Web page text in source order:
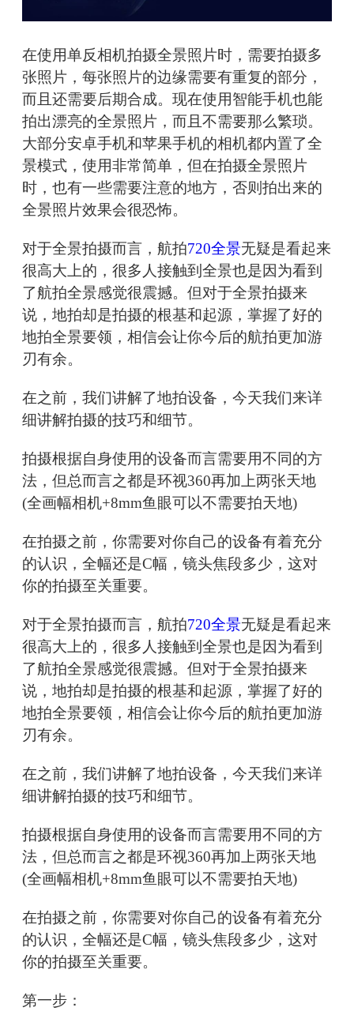
在使用单反相机拍摄全景照片时，需要拍摄多
张照片，每张照片的边缘需要有重复的部分，
而且还需要后期合成。现在使用智能手机也能
拍出漂亮的全景照片，而且不需要那么繁琐。
大部分安卓手机和苹果手机的相机都内置了全
景模式，使用非常简单，但在拍摄全景照片
时，也有一些需要注意的地方，否则拍出来的
全景照片效果会很恐怖。
对于全景拍摄而言，航拍720全景无疑是看起来
很高大上的，很多人接触到全景也是因为看到
了航拍全景感觉很震撼。但对于全景拍摄来
说，地拍却是拍摄的根基和起源，掌握了好的
地拍全景要领，相信会让你今后的航拍更加游
刃有余。
在之前，我们讲解了地拍设备，今天我们来详
细讲解拍摄的技巧和细节。
拍摄根据自身使用的设备而言需要用不同的方
法，但总而言之都是环视360再加上两张天地
(全画幅相机+8mm鱼眼可以不需要拍天地)
在拍摄之前，你需要对你自己的设备有着充分
的认识，全幅还是C幅，镜头焦段多少，这对
你的拍摄至关重要。
对于全景拍摄而言，航拍720全景无疑是看起来
很高大上的，很多人接触到全景也是因为看到
了航拍全景感觉很震撼。但对于全景拍摄来
说，地拍却是拍摄的根基和起源，掌握了好的
地拍全景要领，相信会让你今后的航拍更加游
刃有余。
在之前，我们讲解了地拍设备，今天我们来详
细讲解拍摄的技巧和细节。
拍摄根据自身使用的设备而言需要用不同的方
法，但总而言之都是环视360再加上两张天地
(全画幅相机+8mm鱼眼可以不需要拍天地)
在拍摄之前，你需要对你自己的设备有着充分
的认识，全幅还是C幅，镜头焦段多少，这对
你的拍摄至关重要。
第一步：